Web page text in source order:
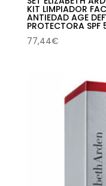
KIT LIMPIADOR
ANTIEDAD AGE
PROTECTORA SPF
77,44€